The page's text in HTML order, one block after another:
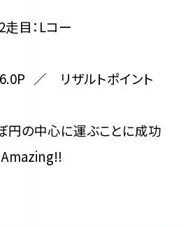
2走目：Lコー
／ リザルトポイント
円の中心に運ぶことに成功
Amazing‼